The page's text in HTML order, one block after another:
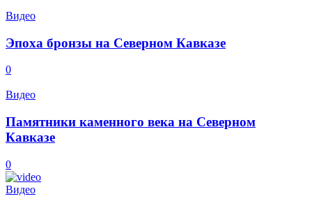
Видео
Эпоха бронзы на Северном Кавказе
0
Видео
Памятники каменного века на Северном
Кавказе
0
Видео